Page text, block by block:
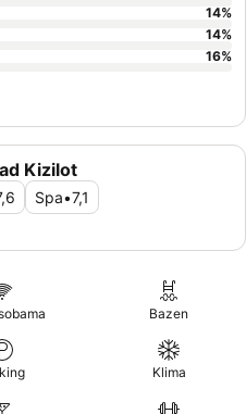
Kizilot
Spa•7,1
14%
14%
16%
Bazen
Klima